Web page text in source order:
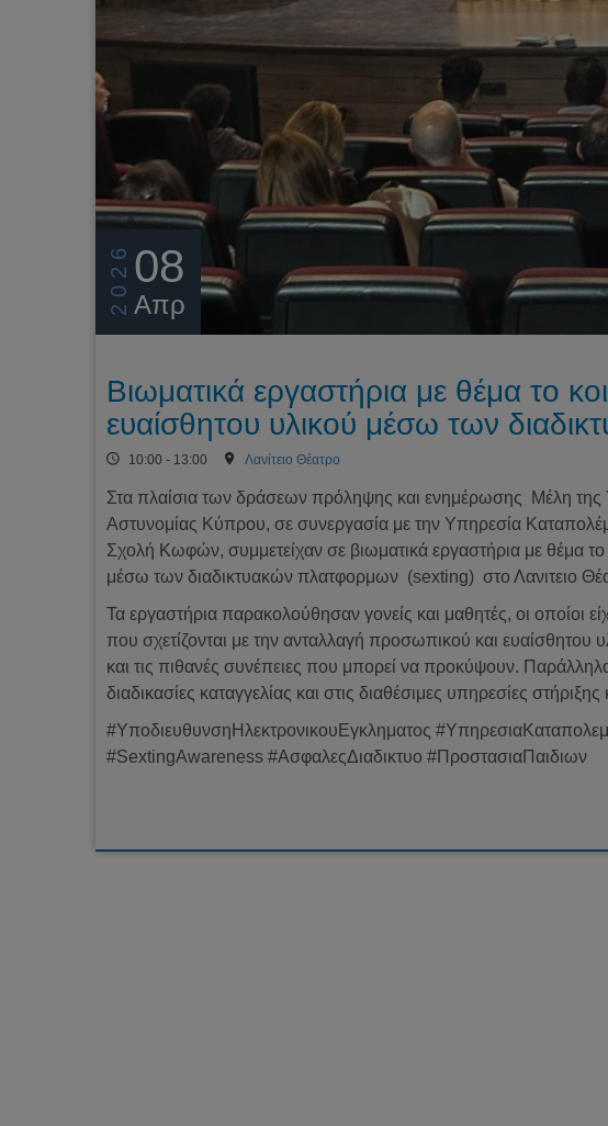
202608
Απρ
Βιωματικά εργαστήρια με θέμα το
ευαίσθητου υλικού μέσω των
10:00 - 13:00 Λανίτειο Θέατρο
Στα πλαίσια των δράσεων πρόληψης και ενημέρωσης Μέλη της
Αστυνομίας Κύπρου, σε συνεργασία με την Υπηρεσία
Σχολή Κωφών, συμμετείχαν σε βιωματικά εργαστήρια με θέμα
μέσω των διαδικτυακών πλατφορμων (sexting) στο Λανιτειο
Τα εργαστήρια παρακολούθησαν γονείς και μαθητές, οι οποίοι
που σχετίζονται με την ανταλλαγή προσωπικού και ευαίσθητου
και τις πιθανές συνέπειες που μπορεί να προκύψουν.
διαδικασίες καταγγελίας και στις διαθέσιμες υπηρεσίες στήριξης
#ΥποδιευθυνσηΗλεκτρονικουΕγκληματος
#SextingAwareness #ΑσφαλεςΔιαδικτυο #ΠροστασιαΠαιδιων